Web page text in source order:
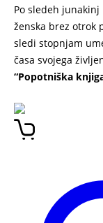
Po sledeh
ženska brez otrok
sledi stopnjam
časa svojega
“Popotniška